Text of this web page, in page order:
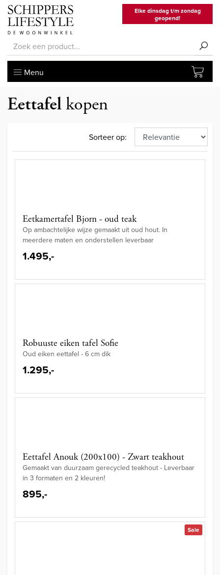
Elke dinsdag t/m zondag
geopend!
Menu
Eettafel kopen
Sorteer op:
Eetkamertafel Bjorn - oud teak
Op ambachtelijke wijze gemaakt uit oud hout. In
meerdere maten en onderstellen leverbaar
1.495,-
Robuuste eiken tafel Sofie
Oud eiken eettafel - 6 cm dik
1.295,-
Eettafel Anouk (200x100) - Zwart teakhout
Gemaakt van duurzaam gerecycled teakhout - Leverbaar
in 3 formaten en 2 kleuren!
895,-
Sale